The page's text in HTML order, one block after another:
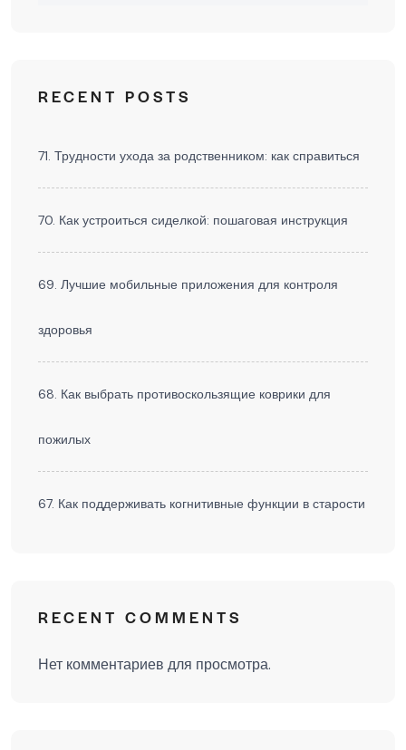
RECENT POSTS
71. Трудности ухода за родственником: как справиться
70. Как устроиться сиделкой: пошаговая инструкция
69. Лучшие мобильные приложения для контроля
здоровья
68. Как выбрать противоскользящие коврики для
пожилых
67. Как поддерживать когнитивные функции в старости
RECENT COMMENTS
Нет комментариев для просмотра.